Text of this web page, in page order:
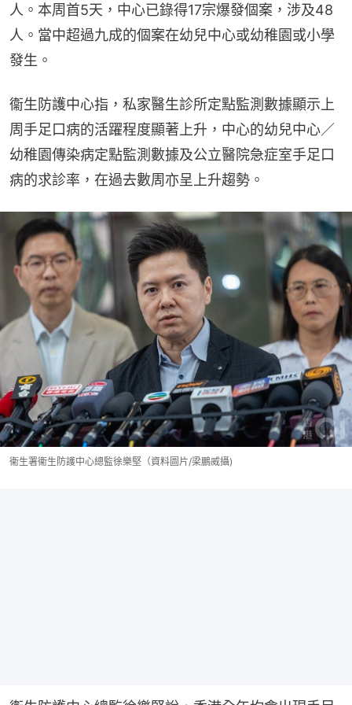
人。本周首5天，中心已錄得17宗爆發個案，涉及48
人。當中超過九成的個案在幼兒中心或幼稚園或小學
發生。
衞生防護中心指，私家醫生診所定點監測數據顯示上
周手足口病的活躍程度顯著上升，中心的幼兒中心／
幼稚園傳染病定點監測數據及公立醫院急症室手足口
病的求診率，在過去數周亦呈上升趨勢。
衞生署衞生防護中心總監徐樂堅（資料圖片/梁鵬威攝)